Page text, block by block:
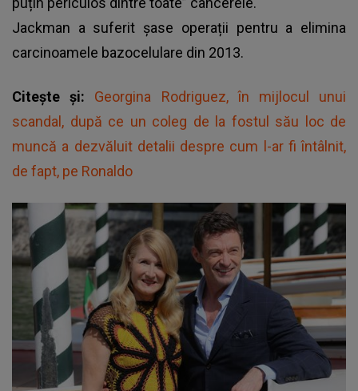
Jackman a suferit șase operații pentru a elimina
carcinoamele bazocelulare din 2013.
Citește și: Georgina Rodriguez, în mijlocul unui
scandal, după ce un coleg de la fostul său loc de
muncă a dezvăluit detalii despre cum l-ar fi întâlnit,
de fapt, pe Ronaldo